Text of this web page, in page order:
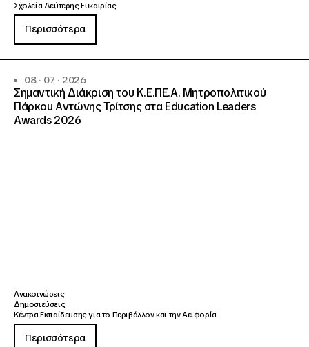
Σχολεία Δεύτερης Ευκαιρίας
Περισσότερα
08 · 07 · 2026
Σημαντική Διάκριση του Κ.Ε.ΠΕ.Α. Μητροπολιτικού
Πάρκου Αντώνης Τρίτσης στα Education Leaders
Awards 2026
Ανακοινώσεις
Δημοσιεύσεις
Κέντρα Εκπαίδευσης για το Περιβάλλον και την Αειφορία
Περισσότερα